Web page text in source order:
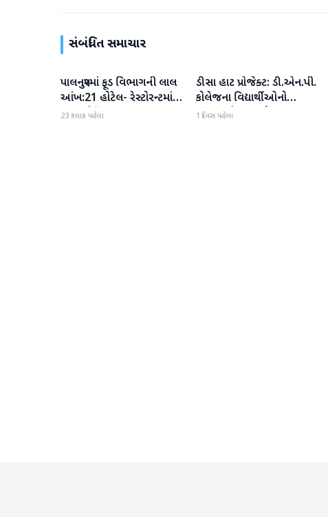
સંબંધિત સમાચાર
બનાસકાંઠા
પાલનપુરમાં ફૂડ વિભાગની લાલ
આંખ:21 હોટેલ- રેસ્ટોરન્ટમાં
સઘન ચેકિંગ
23 કલાક પહેલા
બનાસકાંઠા
ડીસા હાટ પ્રોજેક્ટ: ડી.એન.પી.
કોલેજના વિદ્યાર્થીઓનો
ઉત્સાહભેર સહયોગ
1 દિવસ પહેલા